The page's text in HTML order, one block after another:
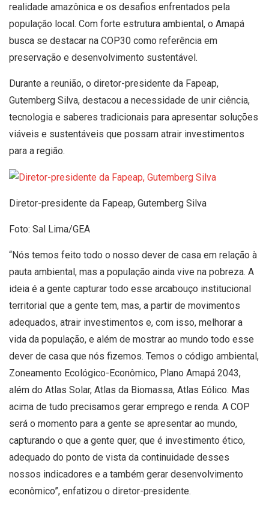
realidade amazônica e os desafios enfrentados pela
população local. Com forte estrutura ambiental, o Amapá
busca se destacar na COP30 como referência em
preservação e desenvolvimento sustentável.
Durante a reunião, o diretor-presidente da Fapeap,
Gutemberg Silva, destacou a necessidade de unir ciência,
tecnologia e saberes tradicionais para apresentar soluções
viáveis e sustentáveis que possam atrair investimentos
para a região.
Diretor-presidente da Fapeap, Gutemberg Silva
Foto: Sal Lima/GEA
“Nós temos feito todo o nosso dever de casa em relação à
pauta ambiental, mas a população ainda vive na pobreza. A
ideia é a gente capturar todo esse arcabouço institucional
territorial que a gente tem, mas, a partir de movimentos
adequados, atrair investimentos e, com isso, melhorar a
vida da população, e além de mostrar ao mundo todo esse
dever de casa que nós fizemos. Temos o código ambiental,
Zoneamento Ecológico-Econômico, Plano Amapá 2043,
além do Atlas Solar, Atlas da Biomassa, Atlas Eólico. Mas
acima de tudo precisamos gerar emprego e renda. A COP
será o momento para a gente se apresentar ao mundo,
capturando o que a gente quer, que é investimento ético,
adequado do ponto de vista da continuidade desses
nossos indicadores e a também gerar desenvolvimento
econômico”, enfatizou o diretor-presidente.